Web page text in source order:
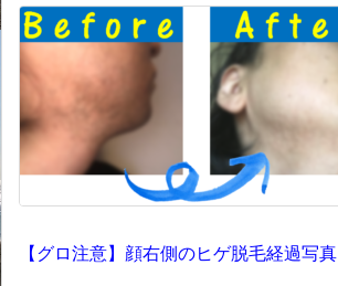
【グロ注意】顔右側のヒゲ脱毛経過写真